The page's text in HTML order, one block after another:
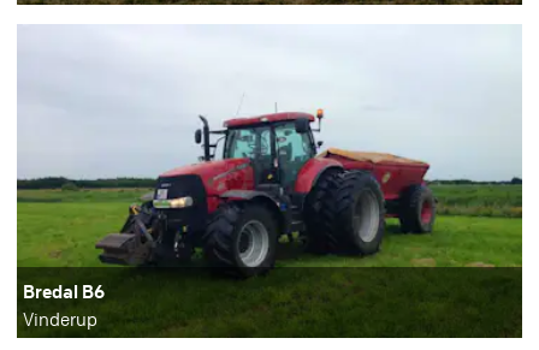
Bredal B6
Vinderup